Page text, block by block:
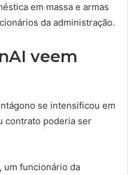
em massa e armas
da administração.
veem
se intensificou em
contrato poderia ser
um funcionário da